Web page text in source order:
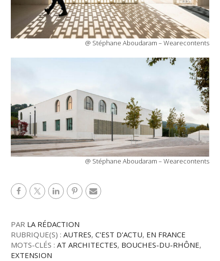
@ Stéphane Aboudaram – Wearecontents
@ Stéphane Aboudaram – Wearecontents
PAR LA RÉDACTION
RUBRIQUE(S) :AUTRES,C'EST D'ACTU, EN FRANCE
MOTS-CLÉS :AT ARCHITECTES, BOUCHES-DU-RHÔNE,
EXTENSION